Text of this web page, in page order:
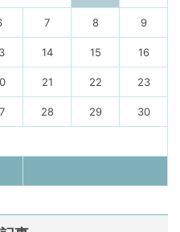
7 8 9
14 15 16
21 22 23
28 29 30